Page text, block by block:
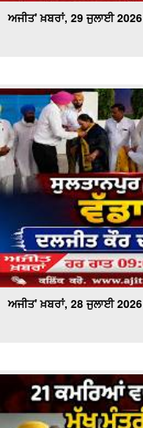
ਅਜੀਤ' ਖ਼ਬਰਾਂ, 29 ਜੁਲਾਈ 2026
ਅਜੀਤ' ਖ਼ਬਰਾਂ, 28 ਜੁਲਾਈ 2026